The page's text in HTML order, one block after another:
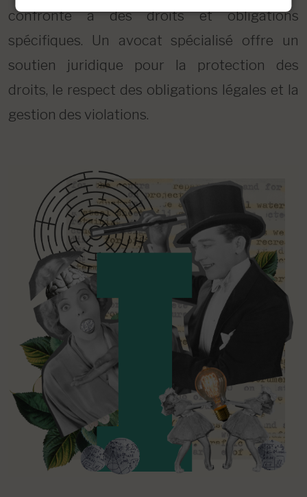
confronté à des droits et obligations
spécifiques. Un avocat spécialisé offre un
soutien juridique pour la protection des
droits, le respect des obligations légales et la
gestion des violations.